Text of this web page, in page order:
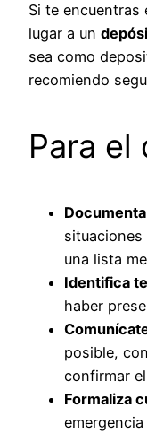
Si te encuentras
lugar a un
sea como
recomiendo
Para el
una lista
Identifica
haber
posible,
confirmar
Formaliza